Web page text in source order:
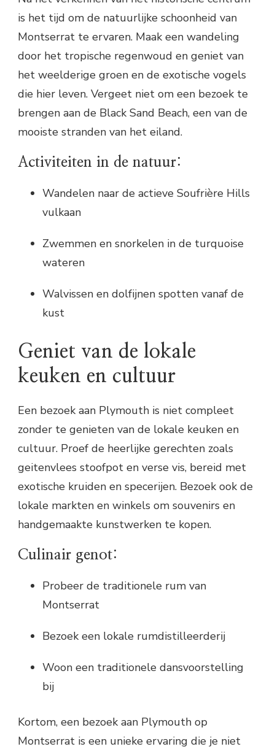
is het tijd om de natuurlijke schoonheid van
Montserrat te ervaren. Maak een wandeling
door het tropische regenwoud en geniet van
het weelderige groen en de exotische vogels
die hier leven. Vergeet niet om een bezoek te
brengen aan de Black Sand Beach, een van de
mooiste stranden van het eiland.
Activiteiten in de natuur:
Wandelen naar de actieve Soufrière Hills
vulkaan
Zwemmen en snorkelen in de turquoise
wateren
Walvissen en dolfijnen spotten vanaf de
kust
Geniet van de lokale
keuken en cultuur
Een bezoek aan Plymouth is niet compleet
zonder te genieten van de lokale keuken en
cultuur. Proef de heerlijke gerechten zoals
geitenvlees stoofpot en verse vis, bereid met
exotische kruiden en specerijen. Bezoek ook de
lokale markten en winkels om souvenirs en
handgemaakte kunstwerken te kopen.
Culinair genot:
Probeer de traditionele rum van
Montserrat
Bezoek een lokale rumdistilleerderij
Woon een traditionele dansvoorstelling
bij
Kortom, een bezoek aan Plymouth op
Montserrat is een unieke ervaring die je niet